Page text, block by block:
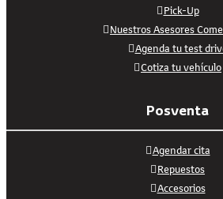
Pick-Up
Nuestros Asesores
Agenda tu test
Cotiza tu vehículo
Posventa
Agendar cita
Repuestos
Accesorios